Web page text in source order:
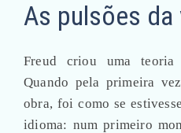
As pulsões da
Freud criou uma teoria
Quando pela primeira
obra, foi como se
idioma: num primeiro